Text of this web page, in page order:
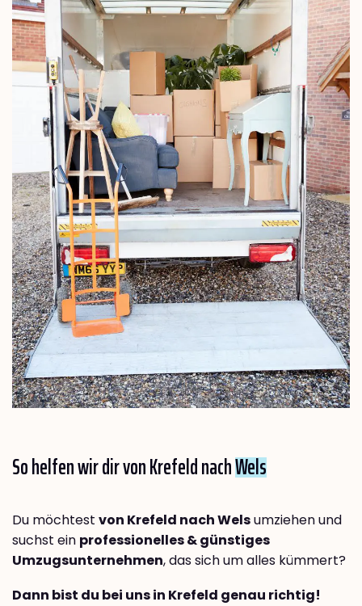
So helfen wir dir von Krefeld nachWels
Du möchtest von Krefeld nach Welsumziehen und
suchst ein professionelles & günstiges
Umzugsunternehmen, das sich um alles kümmert?
Dann bist du bei uns in Krefeld genau richtig!